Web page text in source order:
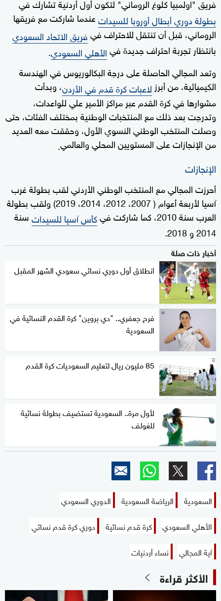
فريق "اولمبيا كلوغ الروماني" لتكون أول أردنية تشارك في
بطولة دوري أبطال أوروبا للسيداتعندما شاركت مع فريقها
الروماني، قبل أن تنتقل للاحتراف فيفريق الاتحاد السعودي
بانتظار تجربة احتراف جديدة فيالأهلي السعودي.
وتعد المجالي الحاصلة على درجة البكالوريوس في الهندسة
الكيميائية، من أبرز لاعبات كرة قدم في الأردن، وبدأت
مشوارها في كرة القدم عبر مراكز الأمير علي للواعدات،
وتدرجت بعد ذلك مع المنتخبات الوطنية بمختلف الفئات، حتى
وصلت المنتخب الوطني النسوي الأول، وحققت معه العديد
من الإنجازات على المستويين المحلي والعالمي.
الإنجازات
أحرزت المجالي مع المنتخب الوطني الأردني لقب بطولة غرب
آسيا لأربعة أعوام ( 2007، 2012، 2014، 2019) ولقب بطولة
العرب سنة 2010، كما شاركت في
كأس آسيا للسيداتسنة
2014 و 2018.
أخبار ذات صلة
انطلاق أول دوري نسائي سعودي الشهر المقبل
فرح جعفري.. "دي بروين" كرة القدم النسائية في
السعودية
85 مليون ريال لتعليم السعوديات كرة القدم
لأول مرة.. السعودية تستضيف بطولة نسائية
للغولف
السعودية الرياضة السعودية
الدوري السعودي
الأهلي السعودي
كرة قدم نسائية
دوري كرة قدم نسائي
آية المجالي
نساء أردنيات
الأكثر قراءة